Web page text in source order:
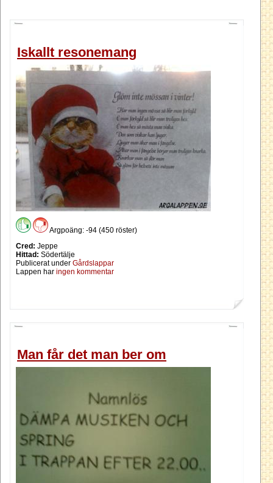
Iskallt resonemang
Argpoäng: -94 (450 röster)
Cred: Jeppe
Hittad: Södertälje
Publicerat under Gårdslappar
Lappen har ingen kommentar
Man får det man ber om